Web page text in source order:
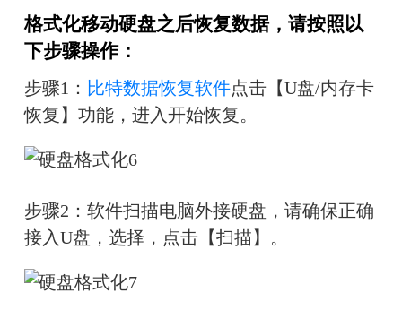
格式化移动硬盘之后恢复数据，请按照以
下步骤操作：
步骤1： 比特数据恢复软件点击【U盘/内存卡
恢复】功能，进入开始恢复。
步骤2：软件扫描电脑外接硬盘，请确保正确
接入U盘，选择，点击【扫描】。